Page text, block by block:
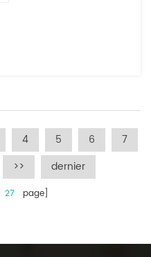
4 5 6
7
>> dernier
27page]